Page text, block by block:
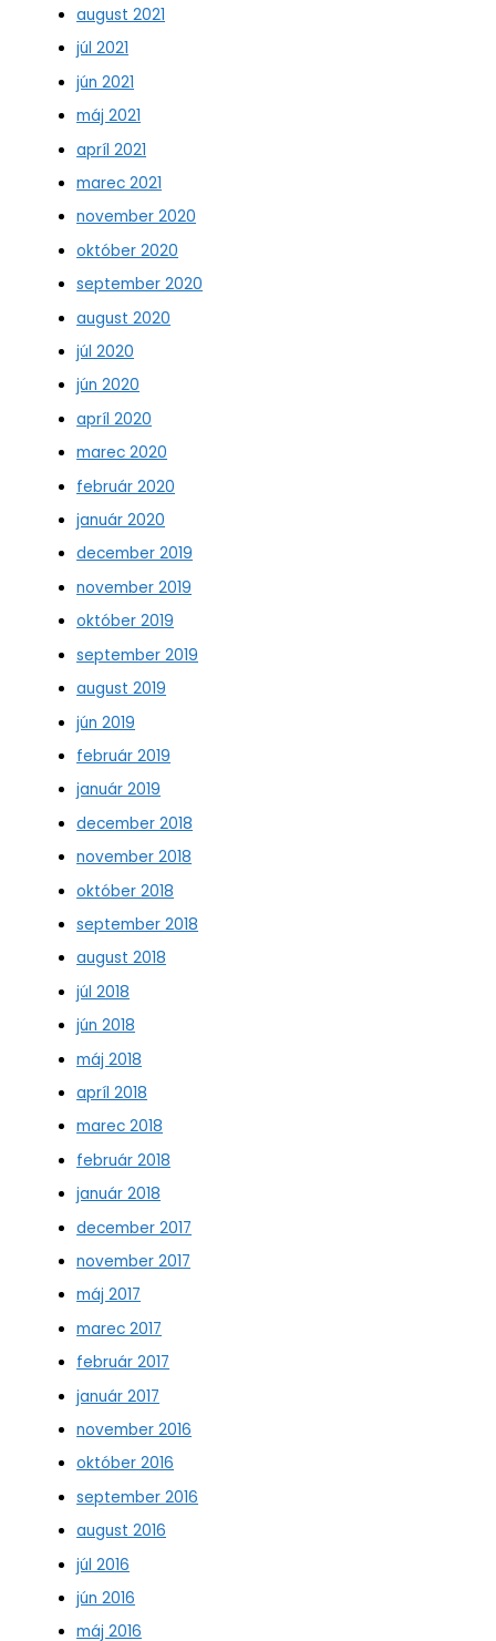
august 2021
júl 2021
jún 2021
máj 2021
apríl 2021
marec 2021
november 2020
október 2020
september 2020
august 2020
júl 2020
jún 2020
apríl 2020
marec 2020
február 2020
január 2020
december 2019
november 2019
október 2019
september 2019
august 2019
jún 2019
február 2019
január 2019
december 2018
november 2018
október 2018
september 2018
august 2018
júl 2018
jún 2018
máj 2018
apríl 2018
marec 2018
február 2018
január 2018
december 2017
november 2017
máj 2017
marec 2017
február 2017
január 2017
november 2016
október 2016
september 2016
august 2016
júl 2016
jún 2016
máj 2016